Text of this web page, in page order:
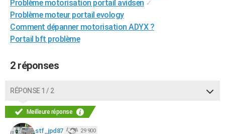
Problème motorisation portail avidsen ✓
Problème moteur portail evology
Comment dépanner motorisation ADYX ?
Portail bft problème
2 réponses
RÉPONSE 1 / 2
Meilleure réponse
stf_jpd87 29 900